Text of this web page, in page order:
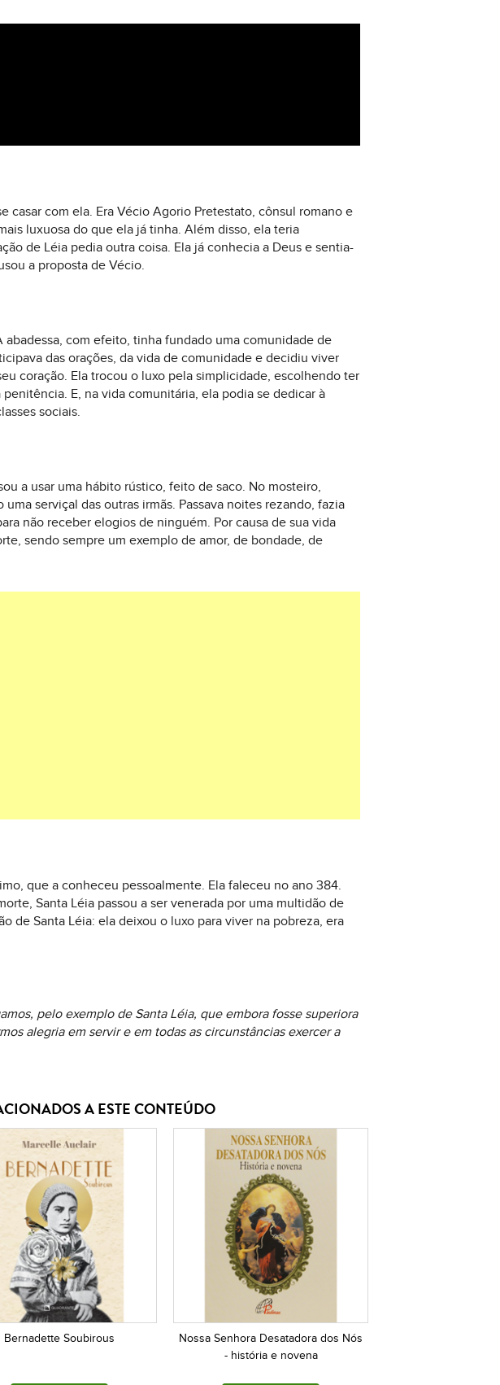
com ela. Era Vécio Agorio Pretestato, cônsul romano e
luxuosa do que ela já tinha. Além disso, ela teria
de Léia pedia outra coisa. Ela já conhecia a Deus e sentia-
a proposta de Vécio.
com efeito, tinha fundado uma comunidade de
das orações, da vida de comunidade e decidiu viver
coração. Ela trocou o luxo pela simplicidade, escolhendo ter
E, na vida comunitária, ela podia se dedicar à
sociais.
a usar uma hábito rústico, feito de saco. No mosteiro,
serviçal das outras irmãs. Passava noites rezando, fazia
não receber elogios de ninguém. Por causa de sua vida
sendo sempre um exemplo de amor, de bondade, de
que a conheceu pessoalmente. Ela faleceu no ano 384.
Santa Léia passou a ser venerada por uma multidão de
de Santa Léia: ela deixou o luxo para viver na pobreza, era
pelo exemplo de Santa Léia, que embora fosse superiora
alegria em servir e em todas as circunstâncias exercer a
A ESTE CONTEÚDO
Bernadette Soubirous
Nossa Senhora Desatadora dos Nós
- história e novena